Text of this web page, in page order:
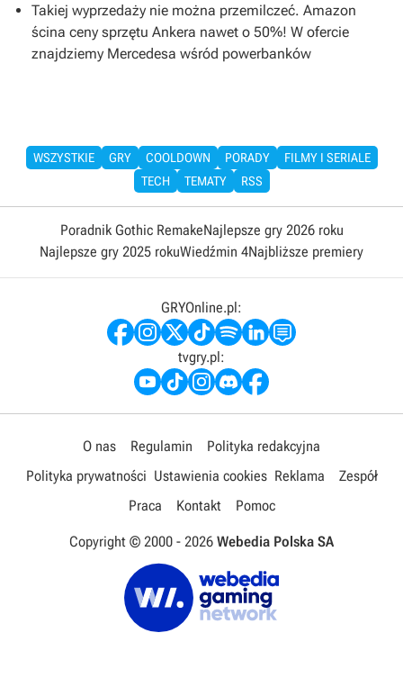
Takiej wyprzedaży nie można przemilczeć. Amazon
ścina ceny sprzętu Ankera nawet o 50%! W ofercie
znajdziemy Mercedesa wśród powerbanków
WSZYSTKIE GRY COOLDOWN PORADY
FILMY I SERIALE
TECH
TEMATY RSS
Poradnik Gothic RemakeNajlepsze gry 2026 roku
Najlepsze gry 2025 rokuWiedźmin 4Najbliższe premiery
GRYOnline.pl:
tvgry.pl:
O nas Regulamin
Polityka redakcyjna
Polityka prywatności Ustawienia cookies Reklama
Zespół
Praca
Kontakt Pomoc
Copyright © 2000 - 2026 Webedia Polska SA